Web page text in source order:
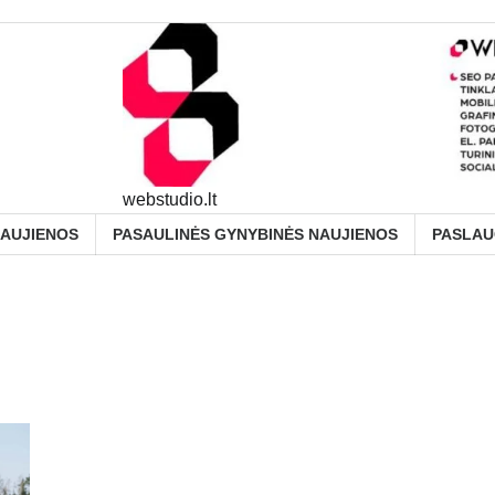
webstudio.lt
PASAULINĖS GYNYBINĖS NAUJIENOS